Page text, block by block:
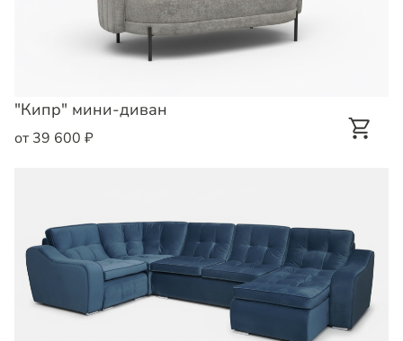
"Кипр" мини-диван
от 39 600 ₽